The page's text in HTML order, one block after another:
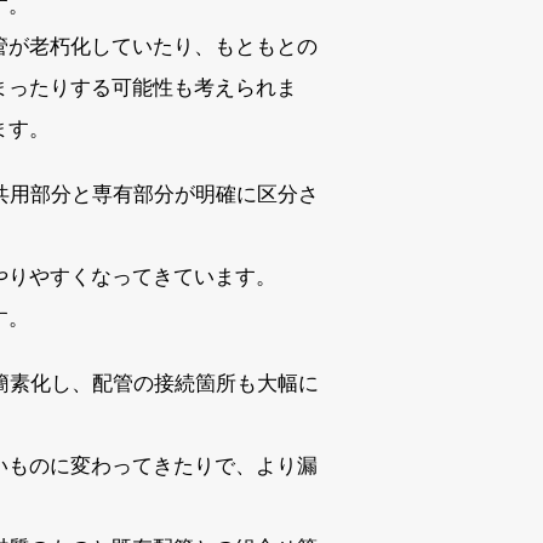
老朽化していたり、もともとの
たりする可能性も考えられま
。
部分と専有部分が明確に区分さ
やすくなってきています。
化し、配管の接続箇所も大幅に
のに変わってきたりで、より漏